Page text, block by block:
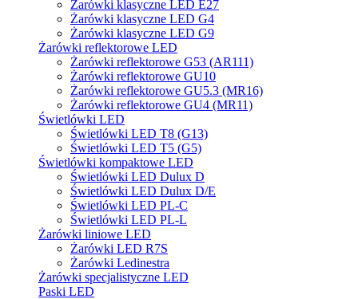
Żarówki klasyczne LED E27
Żarówki klasyczne LED G4
Żarówki klasyczne LED G9
Żarówki reflektorowe LED
Żarówki reflektorowe G53 (AR111)
Żarówki reflektorowe GU10
Żarówki reflektorowe GU5.3 (MR16)
Żarówki reflektorowe GU4 (MR11)
Świetlówki LED
Świetlówki LED T8 (G13)
Świetlówki LED T5 (G5)
Świetlówki kompaktowe LED
Świetlówki LED Dulux D
Świetlówki LED Dulux D/E
Świetlówki LED PL-C
Świetlówki LED PL-L
Żarówki liniowe LED
Żarówki LED R7S
Żarówki Ledinestra
Żarówki specjalistyczne LED
Paski LED